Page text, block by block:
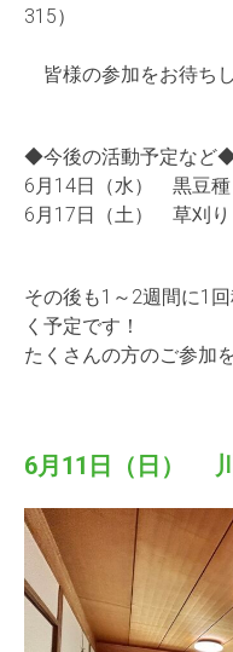
315）
皆様の参加をお待ちし
◆今後の活動予定など
6月14日（水） 黒豆種
6月17日（土） 草刈り
その後も1～2週間に1
く予定です！
たくさんの方のご参加
6月11日（日）